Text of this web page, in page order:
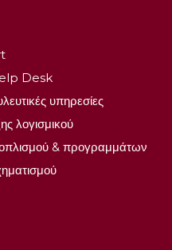
Desk
υπηρεσίες
λογισμικού
& προγραμμάτων